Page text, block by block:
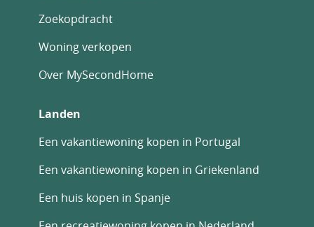
Zoekopdracht
Woning verkopen
Over MySecondHome
Landen
Een vakantiewoning kopen in Portugal
Een vakantiewoning kopen in Griekenland
Een huis kopen in Spanje